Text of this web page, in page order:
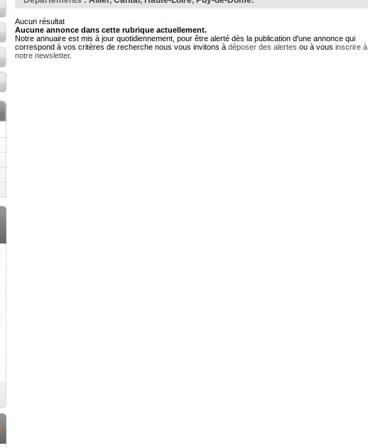
Aucun résultat
Aucune annonce dans cette rubrique actuellement.
Notre annuaire est mis à jour quotidiennement, pour être alerté dès la publication d'une annonce qui
correspond à vos critères de recherche nous vous invitons à déposer des alertes ou à vous inscrire à
notre newsletter.